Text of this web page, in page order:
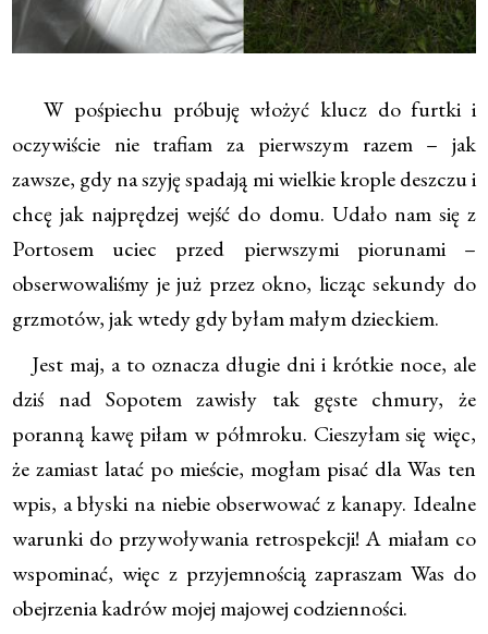
W pośpiechu próbuję włożyć klucz do furtki i
oczywiście nie trafiam za pierwszym razem – jak
zawsze, gdy na szyję spadają mi wielkie krople deszczu i
chcę jak najprędzej wejść do domu. Udało nam się z
Portosem uciec przed pierwszymi piorunami –
obserwowaliśmy je już przez okno, licząc sekundy do
grzmotów, jak wtedy gdy byłam małym dzieckiem.
Jest maj, a to oznacza długie dni i krótkie noce, ale
dziś nad Sopotem zawisły tak gęste chmury, że
poranną kawę piłam w półmroku. Cieszyłam się więc,
że zamiast latać po mieście, mogłam pisać dla Was ten
wpis, a błyski na niebie obserwować z kanapy. Idealne
warunki do przywoływania retrospekcji! A miałam co
wspominać, więc z przyjemnością zapraszam Was do
obejrzenia kadrów mojej majowej codzienności.